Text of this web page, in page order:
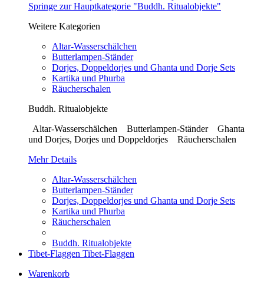
Springe zur Hauptkategorie "Buddh. Ritualobjekte"
Weitere Kategorien
Altar-Wasserschälchen
Butterlampen-Ständer
Dorjes, Doppeldorjes und Ghanta und Dorje Sets
Kartika und Phurba
Räucherschalen
Buddh. Ritualobjekte
Altar-Wasserschälchen Butterlampen-Ständer Ghanta
und Dorjes, Dorjes und Doppeldorjes Räucherschalen
Mehr Details
Altar-Wasserschälchen
Butterlampen-Ständer
Dorjes, Doppeldorjes und Ghanta und Dorje Sets
Kartika und Phurba
Räucherschalen
Buddh. Ritualobjekte
Tibet-Flaggen Tibet-Flaggen
Warenkorb